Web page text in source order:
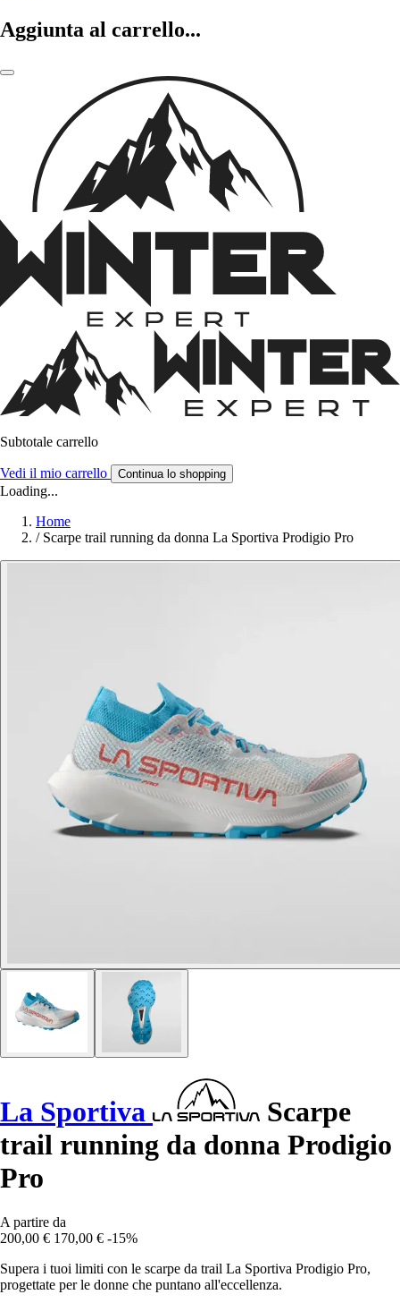
Aggiunta al carrello...
Subtotale carrello
Vedi il mio carrello Continua lo shopping
Loading...
Home
/ Scarpe trail running da donna La Sportiva Prodigio Pro
La Sportiva
Scarpe
trail running da donna Prodigio
Pro
A partire da
200,00 € 170,00 € -15%
Supera i tuoi limiti con le scarpe da trail La Sportiva Prodigio Pro,
progettate per le donne che puntano all'eccellenza.